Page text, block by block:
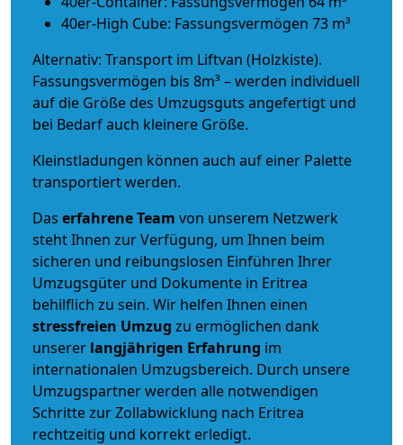
40er-High Cube: Fassungsvermögen 73 m³
Alternativ: Transport im Liftvan (Holzkiste).
Fassungsvermögen bis 8m³ – werden individuell
auf die Größe des Umzugsguts angefertigt und
bei Bedarf auch kleinere Größe.
Kleinstladungen können auch auf einer Palette
transportiert werden.
Das erfahrene Team von unserem Netzwerk
steht Ihnen zur Verfügung, um Ihnen beim
sicheren und reibungslosen Einführen Ihrer
Umzugsgüter und Dokumente in Eritrea
behilflich zu sein. Wir helfen Ihnen einen
stressfreien Umzug zu ermöglichen dank
unserer langjährigen Erfahrung im
internationalen Umzugsbereich. Durch unsere
Umzugspartner werden alle notwendigen
Schritte zur Zollabwicklung nach Eritrea
rechtzeitig und korrekt erledigt.